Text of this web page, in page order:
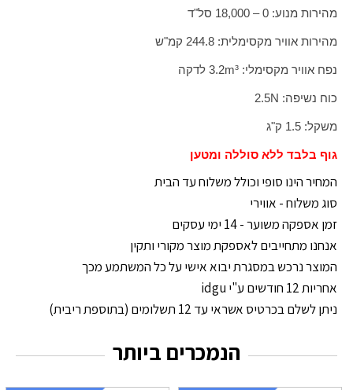
מהירות מנוע: 0 – 18,000 סל"ד
מהירות אוויר מקסימלית: 244.8 קמ"ש
נפח אוויר מקסימלי: m³3.2 לדקה
כוח נשיפה: N
2.5
משקל: 1.5 ק"ג
גוף בלבד ללא סוללה ומטען
המחיר הינו סופי וכולל משלוח עד הבית
סוג משלוח - אווירי
זמן אספקה משוער - 14 ימי עסקים
אנחנו מתחייבים לאספקת מוצר מקורי ותקין
המוצר נרכש במסגרת יבוא אישי על כל המשתמע מכך
אחריות 12 חודשים ע"י idgu
ניתן לשלם בכרטיס אשראי עד 12 תשלומים (בתוספת ריבית)
הנמכרים ביותר